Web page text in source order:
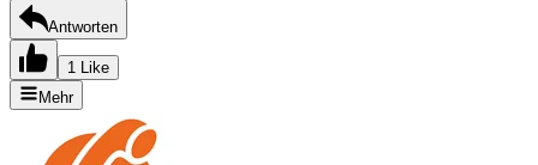
Antworten
1 Like
Mehr